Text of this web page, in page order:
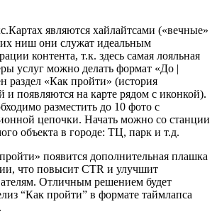
являются хайлайтсами («вечные»
ниш они служат идеальным
контента, т.к. здесь самая лояльная
услуг можно делать формат «До |
раздел «Как пройти» (история
и появляются на карте рядом с иконкой).
разместить до 10 фото с
цепочки. Начать можно со станции
объекта в городе: ТЦ, парк и т.д.
появится дополнительная плашка
что повысит CTR и улучшит
Отличным решением будет
“Как пройти” в формате таймлапса